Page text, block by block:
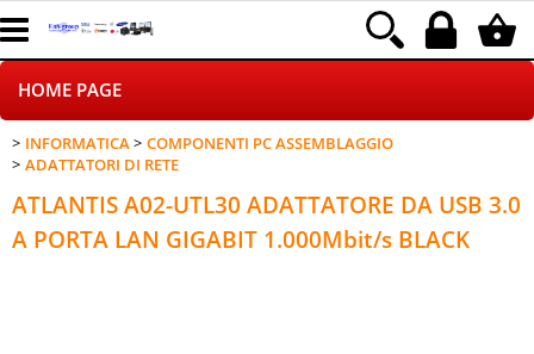
HOME PAGE
CHI SIAMO
LOGISTICA
INFORMATICA
COMPONENTI PC ASSEMBLAGGIO
ADATTATORI DI RETE
ATLANTIS A02-UTL30 ADATTATORE DA USB 3.0
A PORTA LAN GIGABIT 1.000Mbit/s BLACK